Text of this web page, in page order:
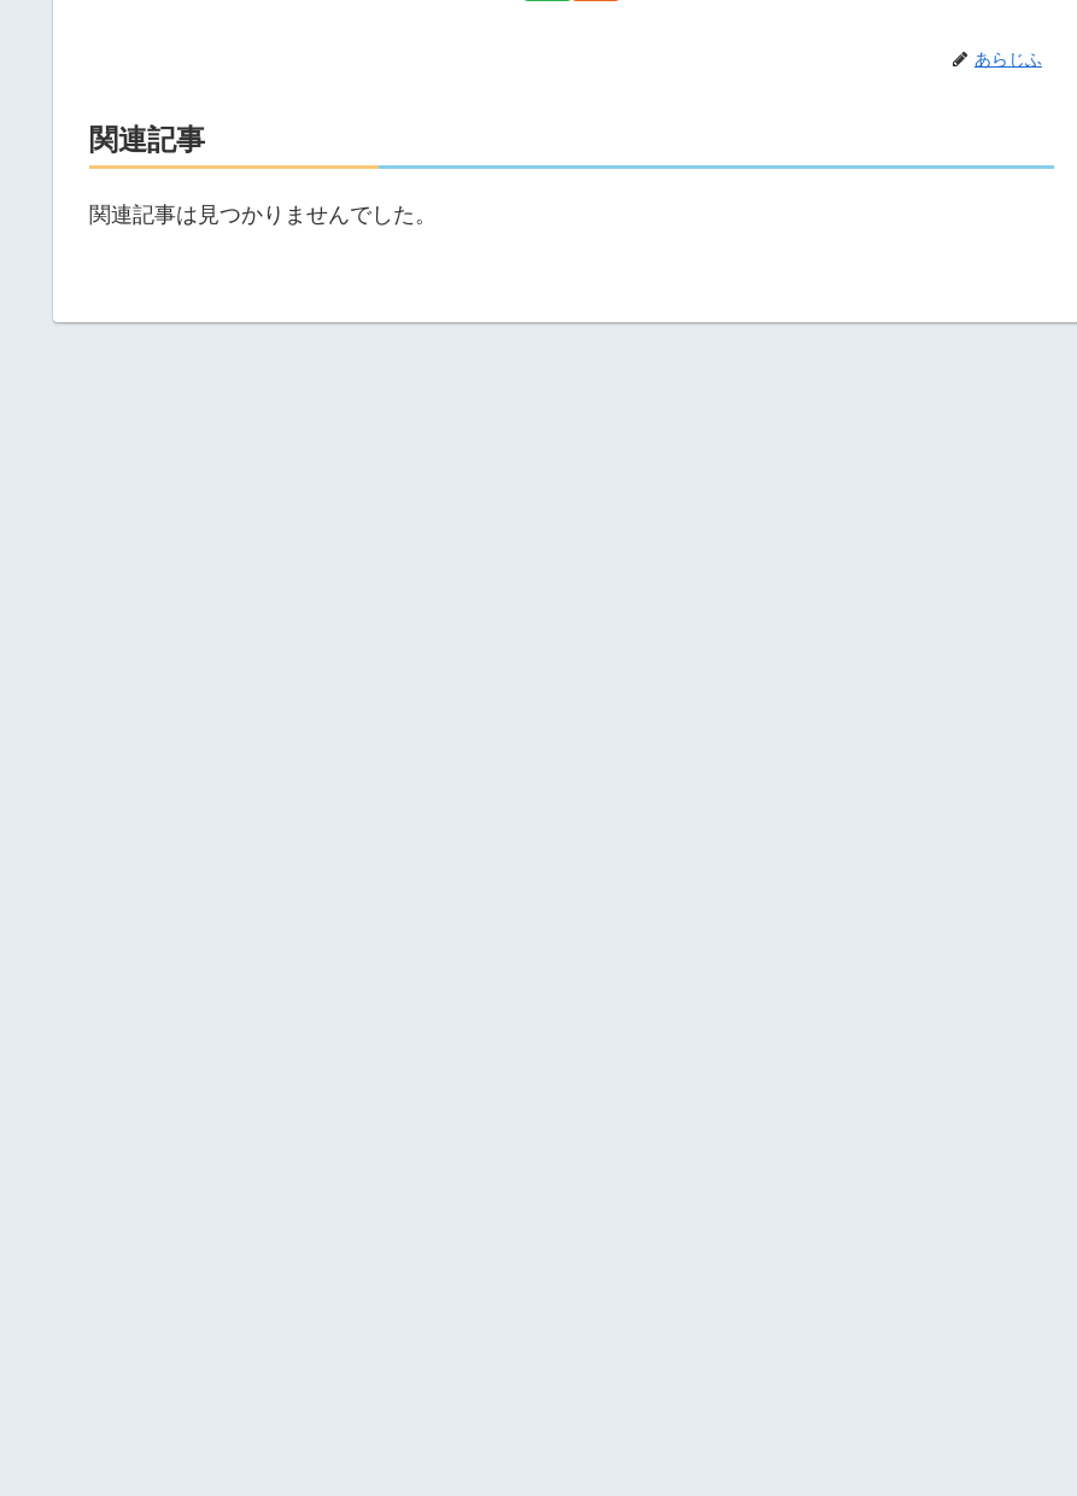
あらじふ
関連記事
関連記事は見つかりませんでした。